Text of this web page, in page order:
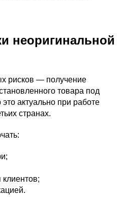
неоригинальной
рисков — получение
товара под
актуально при работе
странах.
клиентов;